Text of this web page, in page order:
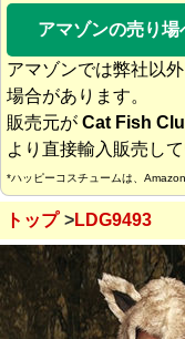
アマゾンの売り場
アマゾンでは弊社以
場合があります。
販売元が Cat Fish
より直接輸入販売し
*ハッピーコスチュームは、
トップ LDG9493